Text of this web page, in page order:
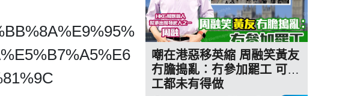
嘲在港惡移英縮 周融笑黃友
冇膽搗亂︰冇參加罷工 可能
工都未有得做